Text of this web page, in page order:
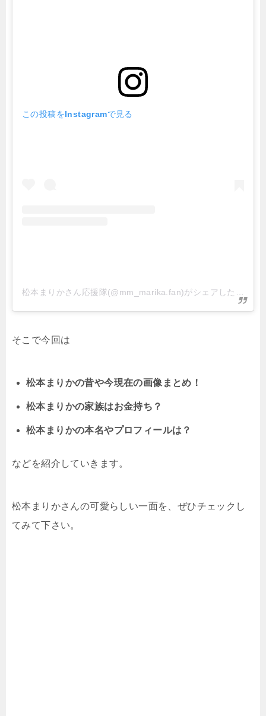
この投稿をInstagramで見る
そこで今回は
松本まりかの昔や今現在の画像まとめ！
松本まりかの家族はお金持ち？
松本まりかの本名やプロフィールは？
などを紹介していきます。
松本まりかさんの可愛らしい一面を、ぜひチェックし
てみて下さい。